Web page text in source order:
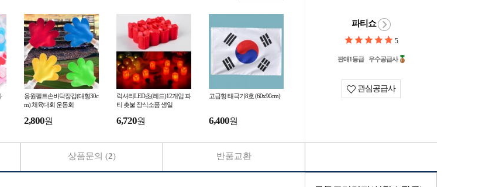
응원펠트손바닥장갑(대형30c
m) 체육대회 운동회
2,800원
럭셔리LED초(레드)12개입 파
티 촛불 장식소품 생일
6,720원
고급형 태극기8호 (60x90cm)
6,400원
파티쇼
5
판매1등급 우수공급사
관심공급사
상품문의 (2) 반품교환